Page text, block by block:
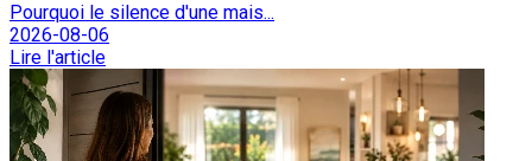
Pourquoi le silence d'une mais...
2026-08-06
Lire l'article